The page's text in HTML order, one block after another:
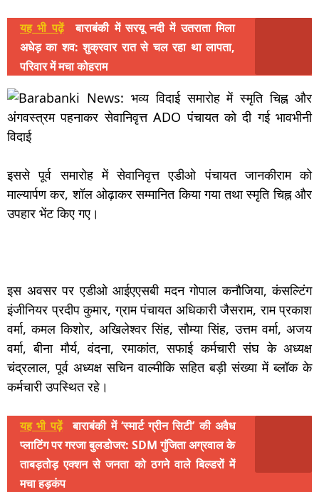
यह भी पढ़ें
बाराबंकी में सरयू नदी में उतराता मिला
अधेड़ का शव: शुक्रवार रात से चल रहा था लापता,
परिवार में मचा कोहराम
इससे पूर्व समारोह में सेवानिवृत्त एडीओ पंचायत जानकीराम को
माल्यार्पण कर, शॉल ओढ़ाकर सम्मानित किया गया तथा स्मृति चिह्न और
उपहार भेंट किए गए।
इस अवसर पर एडीओ आईएएसबी मदन गोपाल कनौजिया, कंसल्टिंग
इंजीनियर प्रदीप कुमार, ग्राम पंचायत अधिकारी जैसराम, राम प्रकाश
वर्मा, कमल किशोर, अखिलेश्वर सिंह, सौम्या सिंह, उत्तम वर्मा, अजय
वर्मा, बीना मौर्य, वंदना, रमाकांत, सफाई कर्मचारी संघ के अध्यक्ष
चंद्रलाल, पूर्व अध्यक्ष सचिन वाल्मीकि सहित बड़ी संख्या में ब्लॉक के
कर्मचारी उपस्थित रहे।
यह भी पढ़ें
बाराबंकी में ‘स्मार्ट ग्रीन सिटी’ की अवैध
प्लाटिंग पर गरजा बुलडोजर: SDM गुंजिता अग्रवाल के
ताबड़तोड़ एक्शन से जनता को ठगने वाले बिल्डरों में
मचा हड़कंप